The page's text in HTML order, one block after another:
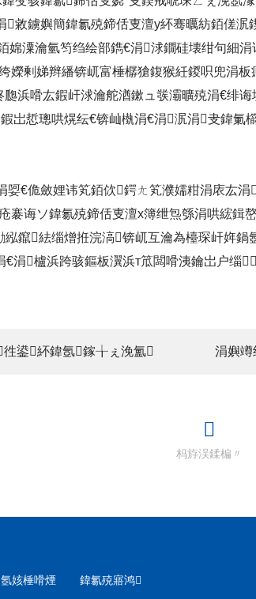
敹鐪嬩簡鍏氱殑鍗佸叓澶у紑骞曞紡銆傞
婂潥瀹氫笉绉绘部鐫€涓浗鐗硅壊绀句細
嬫剰娣辫繙锛屼富棰樼獊鍑猴紝鍐呮兜涓
浜嗗厷鍜屽浗瀹舵湭鏉ュ彂灞曠殑涓€绯
岀悊璁哄熀纭€锛屾槸涓€涓泦涓叏鍏氭
娿€佹斂娌讳笂銆佽鍔ㄤ笂濮嬬粓涓庡厷
褰诲ソ鍏氱殑鍗佸叓澶х簿绁炰綔涓哄綋
鑹紶缁熷拰浣滈锛屼互瀹為檯琛屽姩
涓櫨浜跨骇鏂板瀷浜т笟闆嗗洟鑰岀户缁
徃鍙紑鍏氬鎵╁ぇ浼氳 涓嬩竴
杩斿洖鍒楄〃
姟棰嗗煙 鍏氱殑寤鸿